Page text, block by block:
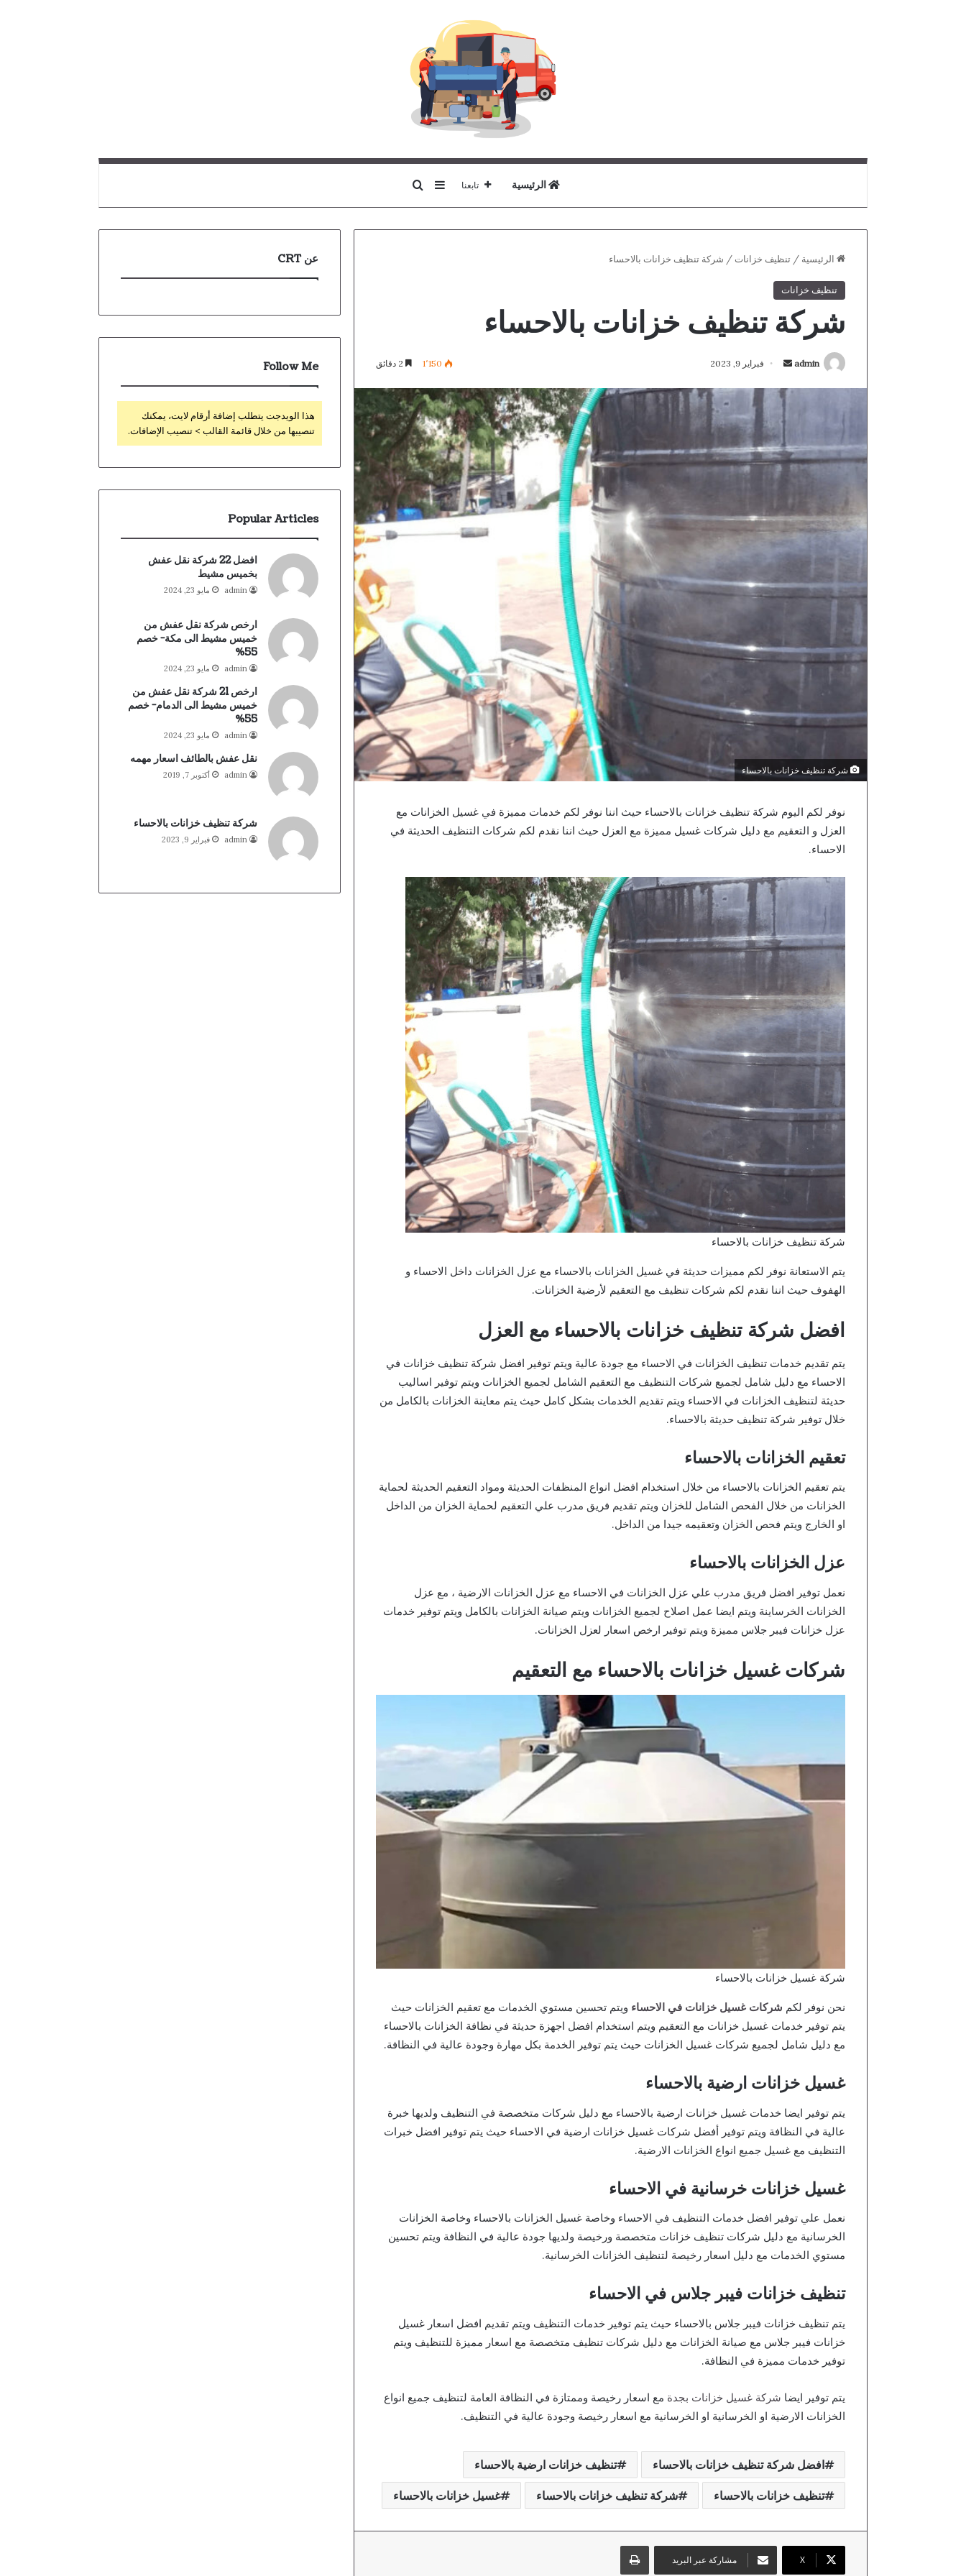
الرئيسية تابعنا إضافة عمود جانبي
بحث عن
الرئيسية / تنظيف خزانات / شركة تنظيف خزانات بالاحساء
تنظيف خزانات
شركة تنظيف خزانات بالاحساء
admin
أرسل
إلكترونيا
فبراير 9, 2023 1٬150
شركة تنظيف خزانات بالاحساء
نوفر لكم اليوم شركة تنظيف خزانات بالاحساء حيث اننا نوفر لكم خدمات مميزة في غسيل الخزانات مع
العزل و التعقيم مع دليل شركات غسيل مميزة مع العزل حيث اننا نقدم لكم شركات التنظيف الحديثة في
الاحساء.
شركة تنظيف خزانات بالاحساء
يتم الاستعانة نوفر لكم مميزات حديثة في غسيل الخزانات بالاحساء مع عزل الخزانات داخل الاحساء و
الهفوف حيث اننا نقدم لكم شركات تنظيف مع التعقيم لأرضية الخزانات.
افضل شركة تنظيف خزانات بالاحساء مع العزل
يتم تقديم خدمات تنظيف الخزانات في الاحساء مع جودة عالية ويتم توفير افضل شركة تنظيف خزانات في
الاحساء مع دليل شامل لجميع شركات التنظيف مع التعقيم الشامل لجميع الخزانات ويتم توفير اساليب
حديثة لتنظيف الخزانات في الاحساء ويتم تقديم الخدمات بشكل كامل حيث يتم معاينة الخزانات بالكامل من
خلال توفير شركة تنظيف حديثة بالاحساء.
تعقيم الخزانات بالاحساء
يتم تعقيم الخزانات بالاحساء من خلال استخدام افضل انواع المنظفات الحديثة ومواد التعقيم الحديثة لحماية
الخزانات من خلال الفحص الشامل للخزان ويتم تقديم فريق مدرب علي التعقيم لحماية الخزان من الداخل
او الخارج ويتم فحص الخزان وتعقيمه جيدا من الداخل.
عزل الخزانات بالاحساء
نعمل توفير افضل فريق مدرب علي عزل الخزانات في الاحساء مع عزل الخزانات الارضية ، مع عزل
الخزانات الخرساينة ويتم ايضا عمل اصلاح لجميع الخزانات ويتم صيانة الخزانات بالكامل ويتم توفير خدمات
عزل خزانات فيبر جلاس مميزة ويتم توفير ارخص اسعار لعزل الخزانات.
شركات غسيل خزانات بالاحساء مع التعقيم
شركة غسيل خزانات بالاحساء
نحن نوفر لكم شركات غسيل خزانات في الاحساء ويتم تحسين مستوي الخدمات مع تعقيم الخزانات حيث
يتم توفير خدمات غسيل خزانات مع التعقيم ويتم استخدام افضل اجهزة حديثة في نظافة الخزانات بالاحساء
مع دليل شامل لجميع شركات غسيل الخزانات حيث يتم توفير الخدمة بكل مهارة وجودة عالية في النظافة.
غسيل خزانات ارضية بالاحساء
يتم توفير ايضا خدمات غسيل خزانات ارضية بالاحساء مع دليل شركات متخصصة في التنظيف ولديها خبرة
عالية في النظافة ويتم توفير أفضل شركات غسيل خزانات ارضية في الاحساء حيث يتم توفير افضل خبرات
التنظيف مع غسيل جميع انواع الخزانات الارضية.
غسيل خزانات خرسانية في الاحساء
نعمل علي توفير افضل خدمات التنظيف في الاحساء وخاصة غسيل الخزانات بالاحساء وخاصة الخزانات
الخرسانية مع دليل شركات تنظيف خزانات متخصصة ورخيصة ولديها جودة عالية في النظافة ويتم تحسين
مستوي الخدمات مع دليل اسعار رخيصة لتنظيف الخزانات الخرسانية.
تنظيف خزانات فيبر جلاس في الاحساء
يتم تنظيف خزانات فيبر جلاس بالاحساء حيث يتم توفير خدمات التنظيف ويتم تقديم افضل اسعار غسيل
خزانات فيبر جلاس مع صيانة الخزانات مع دليل شركات تنظيف متخصصة مع اسعار مميزة للتنظيف ويتم
توفير خدمات مميزة في النظافة.
يتم توفير ايضا شركة غسيل خزانات بجدة مع اسعار رخيصة وممتازة في النظافة العامة لتنظيف جميع انواع
الخزانات الارضية او الخرسانية او الخرسانية مع اسعار رخيصة وجودة عالية في التنظيف.
افضل شركة تنظيف خزانات بالاحساء تنظيف خزانات ارضية بالاحساء
تنظيف خزانات بالاحساء شركة تنظيف خزانات بالاحساء غسيل خزانات بالاحساء
X مشاركة عبر البريد
طباعة
عن CRT
Follow Me
هذا الويدجت يتطلب إضافة أرقام لايت، يمكنك
تنصيبها من خلال قائمة القالب > تنصيب الإضافات.
Popular Articles
افضل 22 شركة نقل عفش
بخميس مشيط
admin مايو 23, 2024
ارخص شركة نقل عفش من
خميس مشيط الى مكة- خصم
55%
admin مايو 23, 2024
ارخص 21 شركة نقل عفش من
خميس مشيط الى الدمام- خصم
55%
admin مايو 23, 2024
نقل عفش بالطائف اسعار مهمه
admin أكتوبر 7, 2019
شركة تنظيف خزانات بالاحساء
admin فبراير 9, 2023